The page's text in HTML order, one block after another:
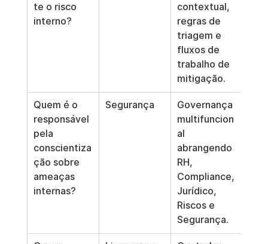
te o risco
interno?
contextual,
regras de
triagem e
fluxos de
trabalho de
mitigação.
Quem é o
responsável
pela
conscientiza
ção sobre
ameaças
internas?
Segurança
Governança
multifuncion
al
abrangendo
RH,
Compliance,
Jurídico,
Riscos e
Segurança.